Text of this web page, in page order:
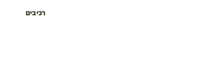
רכיבים